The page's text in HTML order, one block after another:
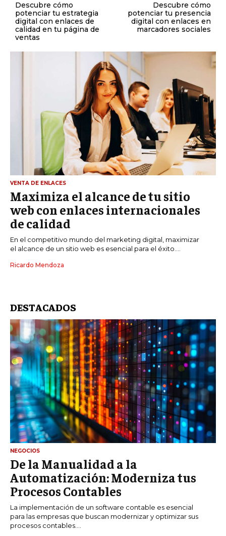
Descubre cómo
potenciar tu estrategia
digital con enlaces de
calidad en tu página de
ventas
Descubre cómo
potenciar tu presencia
digital con enlaces en
marcadores sociales
VENTA DE ENLACES
Maximiza el alcance de tu sitio
web con enlaces internacionales
de calidad
En el competitivo mundo del marketing digital, maximizar
el alcance de un sitio web es esencial para el éxito....
Ricardo Mendoza
DESTACADOS
NEGOCIOS
De la Manualidad a la
Automatización: Moderniza tus
Procesos Contables
La implementación de un software contable es esencial
para las empresas que buscan modernizar y optimizar sus
procesos contables....